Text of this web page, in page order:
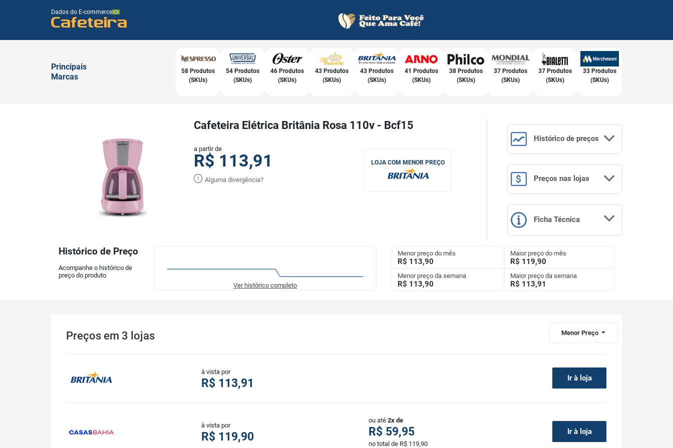
Dados do E-commerce
Cafeteira
Principais
Marcas
58 Produtos
(SKUs)
54 Produtos
(SKUs)
46 Produtos
(SKUs)
43 Produtos
(SKUs)
43 Produtos
(SKUs)
41 Produtos
(SKUs)
38 Produtos
(SKUs)
37 Produtos
(SKUs)
37 Produtos
(SKUs)
33 Produtos
(SKUs)
Cafeteira Elétrica Britânia Rosa 110v - Bcf15
a partir de
R$ 113,91
Alguma divergência?
LOJA COM MENOR PREÇO
Histórico de preços
Preços nas lojas
Ficha Técnica
Histórico de Preço
Acompanhe o histórico de
preço do produto
Ver histórico completo
Menor preço do mês
R$ 113,90
Maior preço do mês
R$ 119,90
Menor preço da semana
R$ 113,90
Maior preço da semana
R$ 113,91
Preços em 3 lojas Menor Preço
à vista por
R$ 113,91 Ir à loja
à vista por
R$ 119,90
ou até 2x de
R$ 59,95
no total de R$ 119,90
Ir à loja